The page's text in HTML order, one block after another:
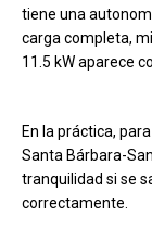
tiene una
carga completa,
11.5 kW aparece
En la práctica,
Santa Bárbara-
tranquilidad si se
correctamente.